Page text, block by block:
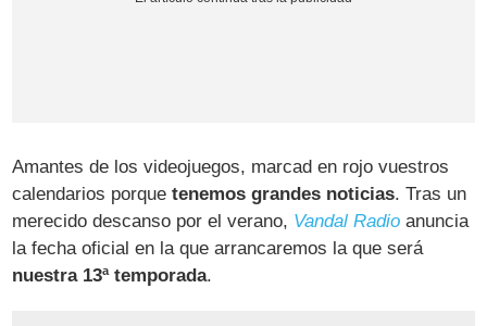
Amantes de los videojuegos, marcad en rojo vuestros
calendarios porquetenemos grandes noticias. Tras un
merecido descanso por el verano, Vandal Radio anuncia
la fecha oficial en la que arrancaremos la que será
nuestra 13ª temporada.